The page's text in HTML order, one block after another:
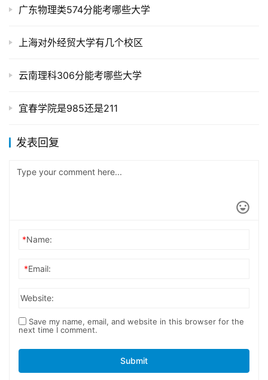
广东物理类574分能考哪些大学
上海对外经贸大学有几个校区
云南理科306分能考哪些大学
宜春学院是985还是211
发表回复
*Name:
*Email:
Website:
Save my name, email, and website in this browser for the
next time I comment.
Submit